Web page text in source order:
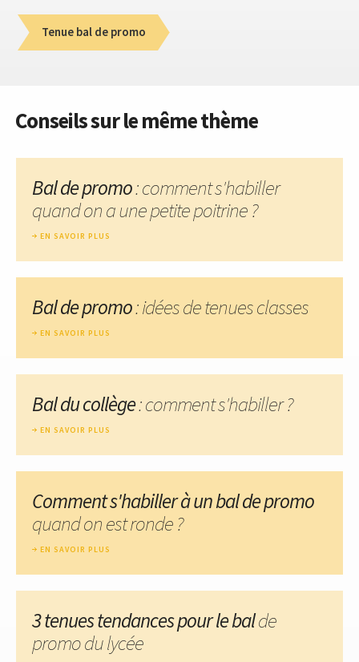
Tenue bal de promo
Conseils sur le même thème
Bal de promo: comment s'habiller
quand on a une petite poitrine ?
EN SAVOIR PLUS
Bal de promo: idées de tenues classes
EN SAVOIR PLUS
Bal du collège: comment s'habiller ?
EN SAVOIR PLUS
Comment s'habiller à un bal de promo
quand on est ronde ?
EN SAVOIR PLUS
3 tenues tendances pour le balde
promo du lycée